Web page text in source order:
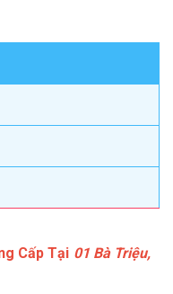
Cấp Tại 01 Bà Triệu,